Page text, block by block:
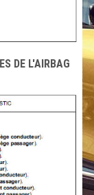
DE L'AIRBAG